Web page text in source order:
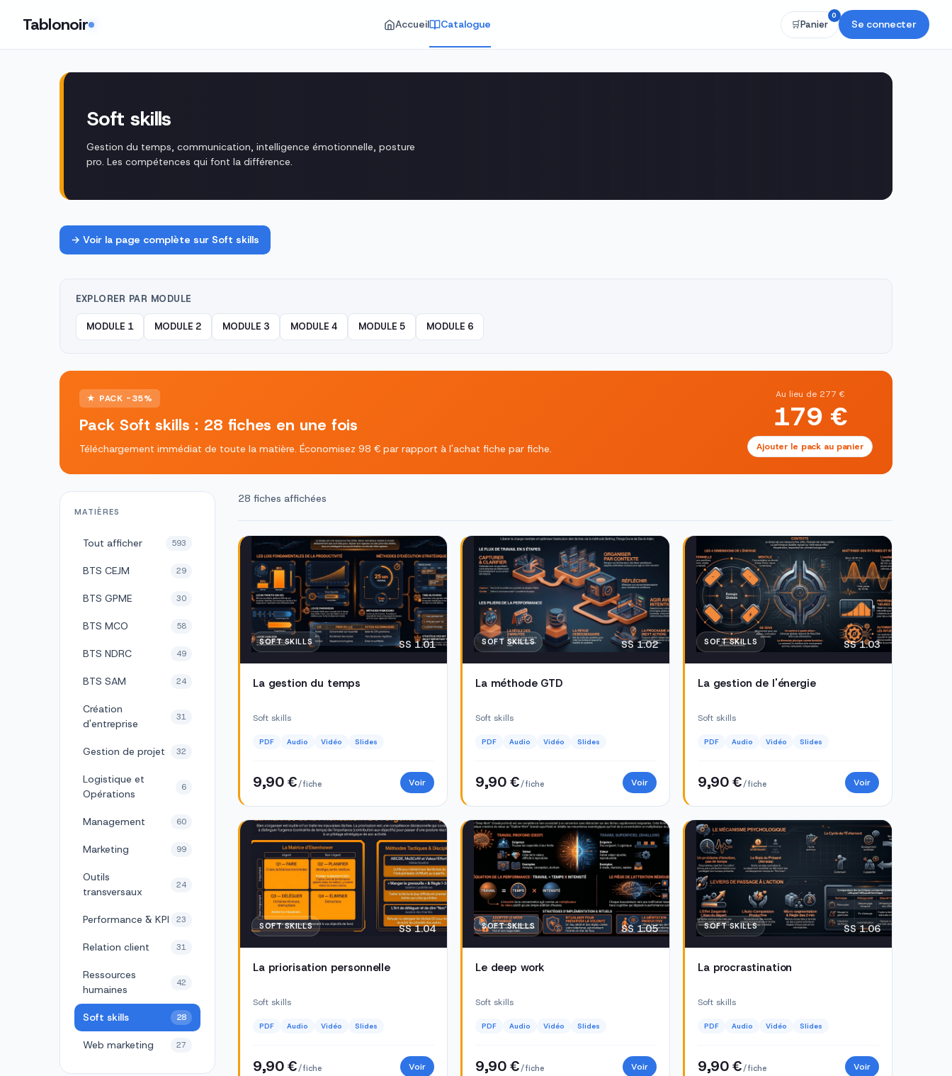
Tablonoir Accueil Catalogue 🛒Panier
0
Se connecter
Soft skills · 28 fiches pédagogiques · Tablonoir
Soft skills
Gestion du temps, communication, intelligence émotionnelle, posture
pro. Les compétences qui font la différence.
→ Voir la page complète sur Soft skills
EXPLORER PAR MODULE
MODULE 1 MODULE 2 MODULE 3 MODULE 4 MODULE 5 MODULE 6
★ PACK -35%
Pack Soft skills : 28 fiches en une fois
Téléchargement immédiat de toute la matière. Économisez 98 € par rapport à l'achat fiche par fiche.
Au lieu de 277 €
179 €
Ajouter le pack au panier
MATIÈRES
Tout afficher 593
BTS CEJM 29
BTS GPME 30
BTS MCO 58
BTS NDRC 49
BTS SAM 24
Création
d'entreprise
31
Gestion de projet 32
Logistique et
Opérations
6
Management 60
Marketing 99
Outils
transversaux
24
Performance & KPI 23
Relation client 31
Ressources
humaines
42
Soft skills 28
Web marketing 27
28 fiches affichées
SOFT SKILLS SS 1.01
La gestion du temps
Soft skills
PDF Audio Vidéo Slides
9,90 €/ fiche Voir
SOFT SKILLS SS 1.02
La méthode GTD
Soft skills
PDF Audio Vidéo Slides
9,90 €/ fiche Voir
SOFT SKILLS SS 1.03
La gestion de l'énergie
Soft skills
PDF Audio Vidéo Slides
9,90 €/ fiche Voir
SOFT SKILLS SS 1.04
La priorisation personnelle
Soft skills
PDF Audio Vidéo Slides
9,90 €/ fiche Voir
SOFT SKILLS SS 1.05
Le deep work
Soft skills
PDF Audio Vidéo Slides
9,90 €/ fiche Voir
SOFT SKILLS SS 1.06
La procrastination
Soft skills
PDF Audio Vidéo Slides
9,90 €/ fiche Voir